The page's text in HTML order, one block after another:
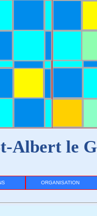
Albert le
ORGANISATION